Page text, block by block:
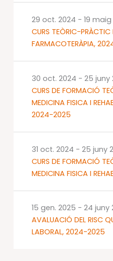
CURS TEÒRIC-
FARMACOTERÀPIA,
29 oct. 2024 - 19
CURS DE FORMACIÓ
MEDICINA FISICA I
2024-2025
30 oct. 2024 - 25 juny
CURS DE FORMACIÓ
MEDICINA FISICA I
31 oct. 2024 - 25 juny
AVALUACIÓ DEL RISC
LABORAL, 2024-2025
15 gen. 2025 - 24 juny